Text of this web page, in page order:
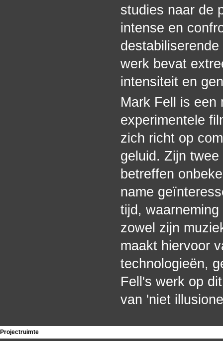
studies naar de
intense en
werk bevat
intensiteit en
Mark Fell is een
experimentele
zich richt op
geluid. Zijn
betreffen
name
tijd,
zowel zijn
maakt hiervoor
technologieën,
Fell's werk op
van 'niet
Projectruimte